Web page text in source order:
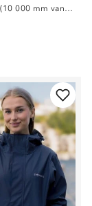
Vanntett (10 000 mm vannsøyle)